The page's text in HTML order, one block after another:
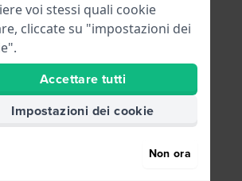
voi stessi quali cookie
cliccate su "impostazioni dei
Accettare tutti
Impostazioni dei cookie
Non ora